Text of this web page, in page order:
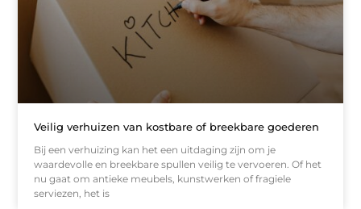
Veilig verhuizen van kostbare of breekbare goederen
Bij een verhuizing kan het een uitdaging zijn om je
waardevolle en breekbare spullen veilig te vervoeren. Of het
nu gaat om antieke meubels, kunstwerken of fragiele
serviezen, het is